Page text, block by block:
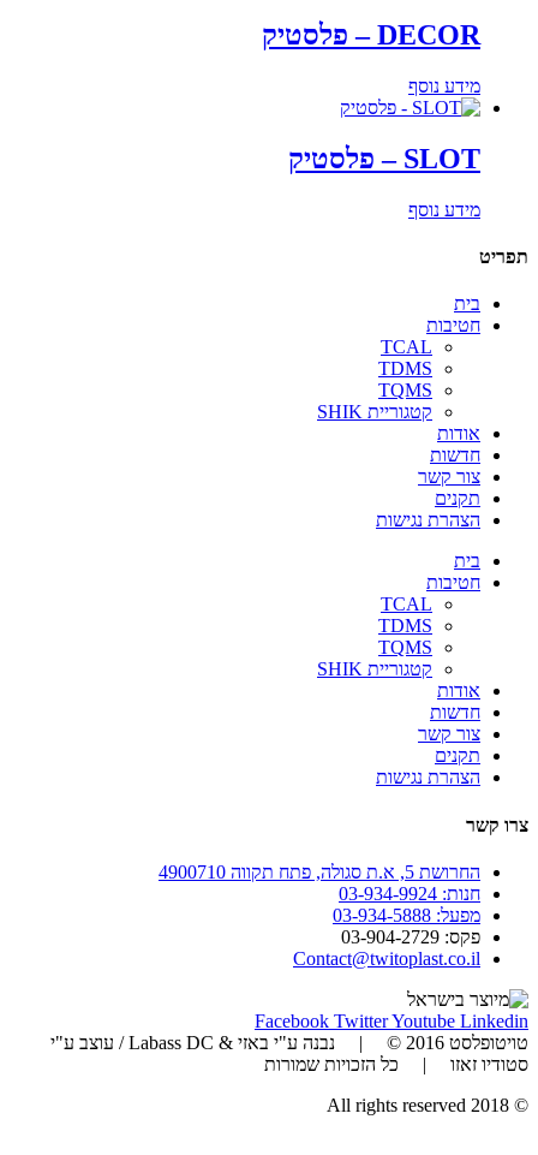
DECOR – פלסטיק
מידע נוסף
SLOT – פלסטיק
מידע נוסף
תפריט
בית
חטיבות
TCAL
TDMS
TQMS
קטגוריית SHIK
אודות
חדשות
צור קשר
תקנים
הצהרת נגישות
בית
חטיבות
TCAL
TDMS
TQMS
קטגוריית SHIK
אודות
חדשות
צור קשר
תקנים
הצהרת נגישות
צרו קשר
החרושת 5, א.ת סגולה, פתח תקווה 4900710
חנות: 03-934-9924
מפעל: 03-934-5888
פקס: 03-904-2729
Contact@twitoplast.co.il
Facebook TwitterYoutube Linkedin
טויטופלסט 2016 © | נבנה ע"י באזי & Labass DC / עוצב ע"י
סטודיו זאזו | כל הזכויות שמורות
© 2018 All rights reserved